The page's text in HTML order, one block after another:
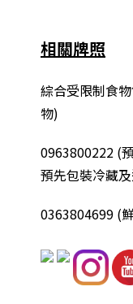
相關牌照
綜合受限制食
物)
0963800222 (
預先包裝冷藏
0363804699 (